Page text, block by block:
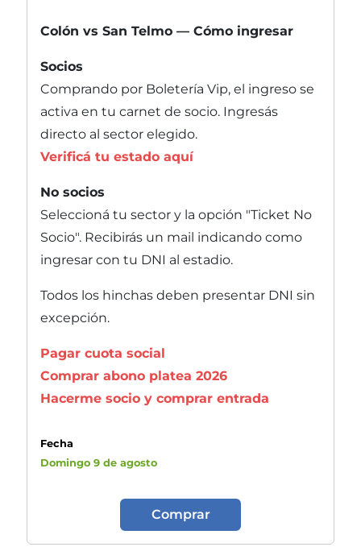
Colón vs San Telmo — Cómo ingresar
Socios
Comprando por Boletería Vip, el ingreso se
activa en tu carnet de socio. Ingresás
directo al sector elegido.
Verificá tu estado aquí
No socios
Seleccioná tu sector y la opción "Ticket No
Socio". Recibirás un mail indicando como
ingresar con tu DNI al estadio.
Todos los hinchas deben presentar DNI sin
excepción.
Pagar cuota social
Comprar abono platea 2026
Hacerme socio y comprar entrada
Fecha
Domingo 9 de agosto
Comprar